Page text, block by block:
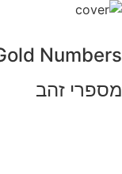
Numbers
מספרי זהב